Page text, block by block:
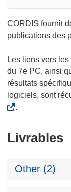
CORDIS fournit
publications des
Les liens vers
du 7e PC, ainsi
résultats
logiciels, sont
.
Livrables
Other (2)